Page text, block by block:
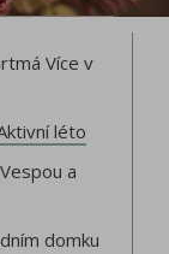
Více v
léto
a
domku